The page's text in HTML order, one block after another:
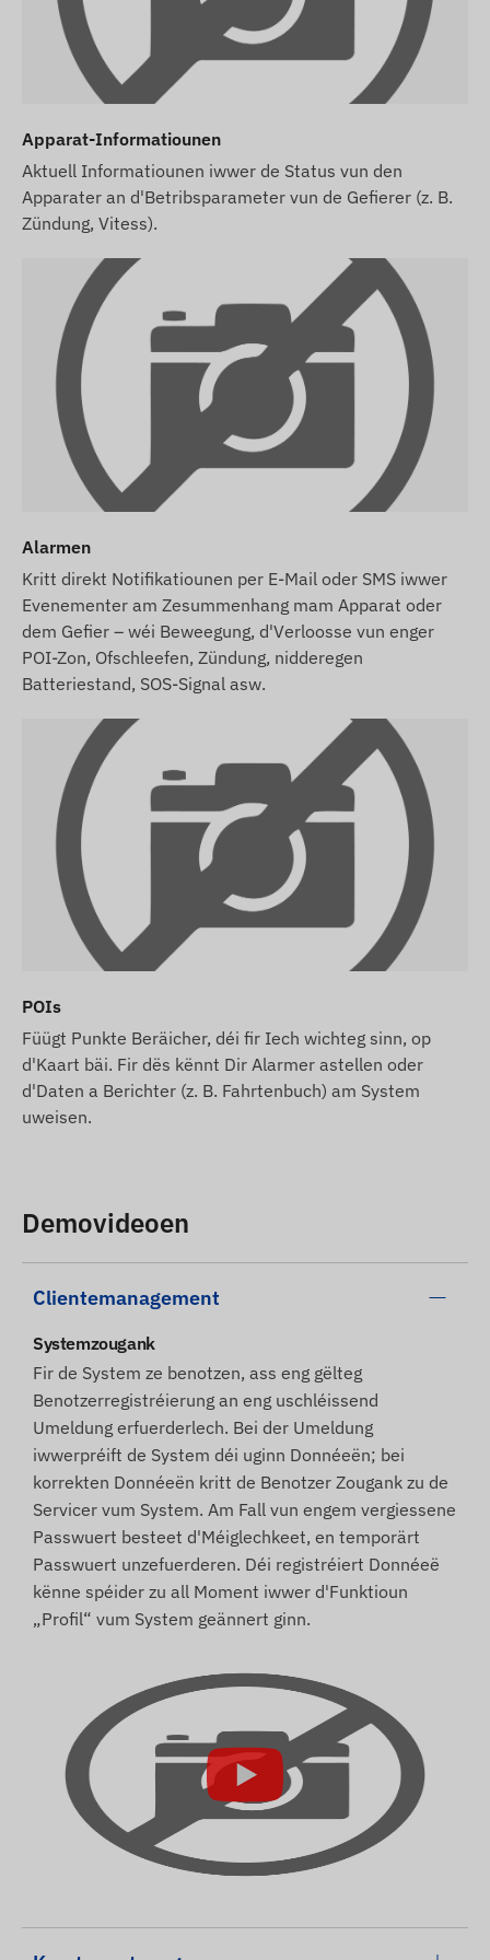
Apparat-Informatiounen
Aktuell Informatiounen iwwer de Status vun den
Apparater an d'Betribsparameter vun de Gefierer (z. B.
Zündung, Vitess).
Alarmen
Kritt direkt Notifikatiounen per E-Mail oder SMS iwwer
Evenementer am Zesummenhang mam Apparat oder
dem Gefier – wéi Beweegung, d'Verloosse vun enger
POI-Zon, Ofschleefen, Zündung, nidderegen
Batteriestand, SOS-Signal asw.
POIs
Füügt Punkte Beräicher, déi fir Iech wichteg sinn, op
d'Kaart bäi. Fir dës kënnt Dir Alarmer astellen oder
d'Daten a Berichter (z. B. Fahrtenbuch) am System
uweisen.
Demovideoen
Clientemanagement
Systemzougank
Fir de System ze benotzen, ass eng gëlteg
Benotzerregistréierung an eng uschléissend
Umeldung erfuerderlech. Bei der Umeldung
iwwerpréift de System déi uginn Donnéeën; bei
korrekten Donnéeën kritt de Benotzer Zougank zu de
Servicer vum System. Am Fall vun engem vergiessene
Passwuert besteet d'Méiglechkeet, en temporärt
Passwuert unzefuerderen. Déi registréiert Donnéeë
kënne spéider zu all Moment iwwer d'Funktioun
„Profil“ vum System geännert ginn.